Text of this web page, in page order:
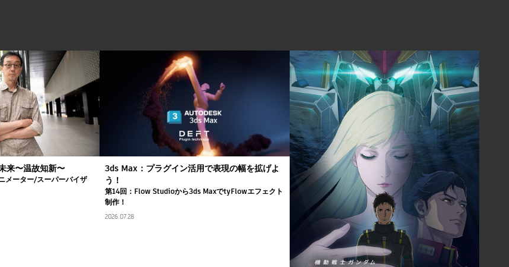
来〜温故知新〜
メーター/スーパーバイザ
3ds Max：プラグイン活用で表現の幅を拡げよ
う！
第14回：Flow Studioから3ds MaxでtyFlowエフェクト
制作！
2026.07.28